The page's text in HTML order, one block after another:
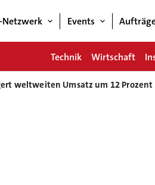
Netzwerk Events
Technik Wirtschaft
weltweiten Umsatz um 12 Prozent